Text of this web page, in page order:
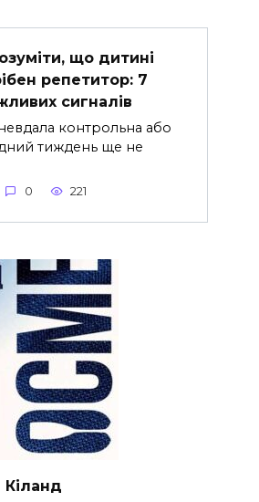
що дитині
репетитор: 7
сигналів
контрольна або
тиждень ще не
0 221
Кіланд